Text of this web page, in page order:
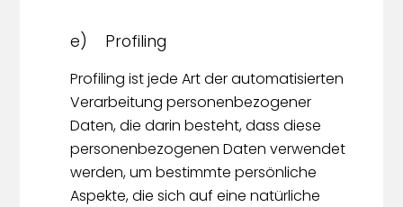
e) Profiling
Profiling ist jede Art der automatisierten
Verarbeitung personenbezogener
Daten, die darin besteht, dass diese
personenbezogenen Daten verwendet
werden, um bestimmte persönliche
Aspekte, die sich auf eine natürliche